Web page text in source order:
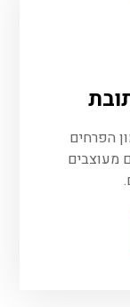
הפרחים
מעוצבים